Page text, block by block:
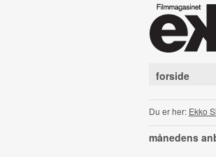
forside
Du er her: Ekko
månedens